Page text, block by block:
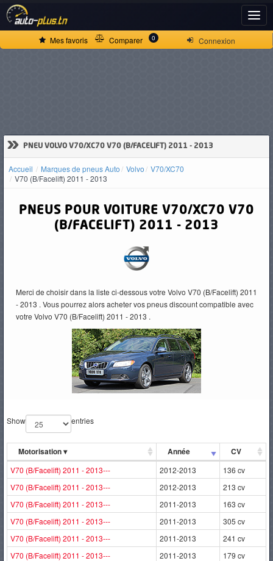
Connexion
Mes favoris Comparer 0
» PNEU VOLVO V70/XC70 V70 (B/FACELIFT) 2011 - 2013
Accueil Marques de pneus Auto Volvo
V70/XC70
V70 (B/Facelift) 2011 - 2013
PNEUS POUR VOITURE V70/XC70 V70
(B/FACELIFT) 2011 - 2013
Merci de choisir dans la liste ci-dessous votre Volvo V70 (B/Facelift) 2011
- 2013 . Vous pourrez alors acheter vos pneus discount compatible avec
votre Volvo V70 (B/Facelift) 2011 - 2013 .
Show entries
Motorisation▾ Année CV
V70 (B/Facelift) 2011 - 2013--- 2012-2013
136 cv
V70 (B/Facelift) 2011 - 2013---
2012-2013
213 cv
V70 (B/Facelift) 2011 - 2013---
2011-2013
163 cv
V70 (B/Facelift) 2011 - 2013---
2011-2013
305 cv
V70 (B/Facelift) 2011 - 2013---
2011-2013
241 cv
V70 (B/Facelift) 2011 - 2013---
2011-2013
179 cv
ACCUEIL
VOITURES
PNEUS